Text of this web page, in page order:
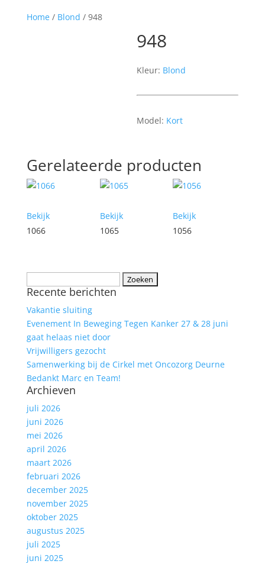
Home/ Blond / 948
948
Kleur: Blond
Model: Kort
Gerelateerde producten
Bekijk
1066
Bekijk
1065
Bekijk
1056
naar:
Recente berichten
Vakantie sluiting
Evenement In Beweging Tegen Kanker 27 & 28 juni
gaat helaas niet door
Vrijwilligers gezocht
Samenwerking bij de Cirkel met Oncozorg Deurne
Bedankt Marc en Team!
Archieven
juli 2026
juni 2026
mei 2026
april 2026
maart 2026
februari 2026
december 2025
november 2025
oktober 2025
augustus 2025
juli 2025
juni 2025